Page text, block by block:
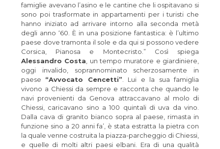
famiglie avevano l’asino e le cantine che li ospitavano si
sono poi trasformate in appartamenti per i turisti che
hanno iniziato ad arrivare intorno alla seconda metà
degli anno ‘60. È in una posizione fantastica: è l’ultimo
paese dove tramonta il sole e da qui si possono vedere
Corsica, Pianosa e Montecristo.” Così spiega
Alessandro Costa , un tempo muratore e giardiniere,
oggi invalido, soprannominato scherzosamente in
paese “Avvocato Cencetti” . Lui e la sua famiglia
vivono a Chiessi da sempre e racconta che quando le
navi provenienti da Genova attraccavano al molo di
Chiessi, caricavano sino a 100 quintali di uva da vino.
Dalla cava di granito bianco sopra al paese, rimasta in
funzione sino a 20 anni fa’, è stata estratta la pietra con
la quale venne costruita la piazza-parcheggio di Chiessi,
e quelle di molti altri paesi elbani. Era di una qualità